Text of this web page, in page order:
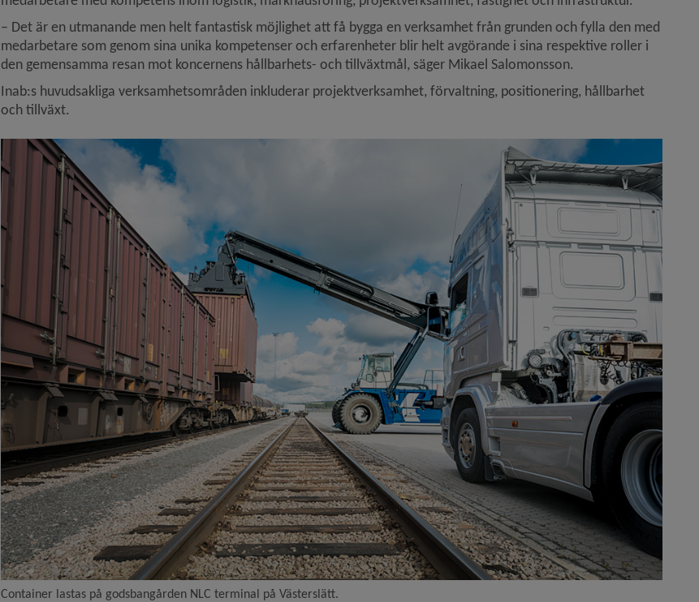
– Det är en utmanande men helt fantastisk möjlighet att få bygga en verksamhet från grunden och fylla den med
medarbetare som genom sina unika kompetenser och erfarenheter blir helt avgörande i sina respektive roller i
den gemensamma resan mot koncernens hållbarhets- och tillväxtmål, säger Mikael Salomonsson.
Inab:s huvudsakliga verksamhetsområden inkluderar projektverksamhet, förvaltning, positionering, hållbarhet
och tillväxt.
Container lastas på godsbangården NLC terminal på Västerslätt.